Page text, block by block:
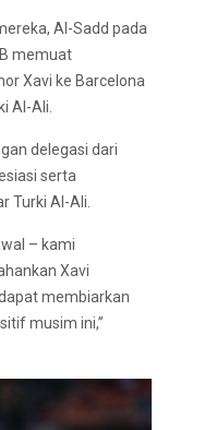
Al-Sadd pada
memuat
Xavi ke Barcelona
Al-Ali.
delegasi dari
serta
Turki Al-Ali.
– kami
Xavi
membiarkan
musim ini,”